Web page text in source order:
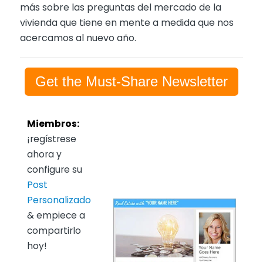
más sobre las preguntas del mercado de la
vivienda que tiene en mente a medida que nos
acercamos al nuevo año.
Get the Must-Share Newsletter
Miembros:
¡regístrese
ahora y
configure su
Post
Personalizado
& empiece a
compartirlo
hoy!